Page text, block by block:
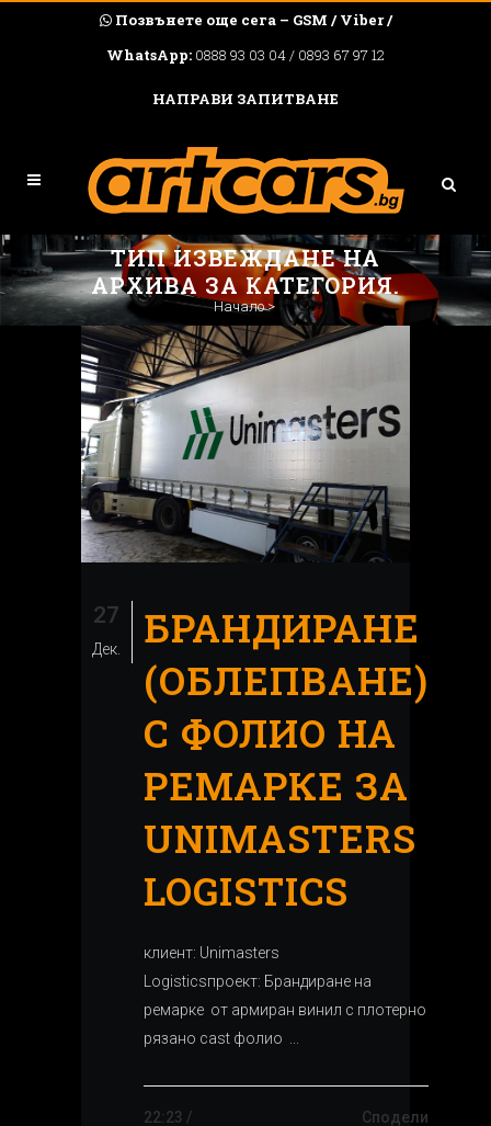
Позвънете още сега – GSM / Viber /
WhatsApp: 0888 93 03 04 / 0893 67 97 12
НАПРАВИ ЗАПИТВАНЕ
ТИП ИЗВЕЖДАНЕ НА
АРХИВА ЗА КАТЕГОРИЯ.
Начало>
27
Дек.
БРАНДИРАНЕ
(ОБЛЕПВАНЕ)
С ФОЛИО НА
РЕМАРКЕ ЗА
UNIMASTERS
LOGISTICS
клиент: Unimasters
Logisticsпроект: Брандиране на
ремарке от армиран винил с плотерно
рязано cast фолио ...
22:23 / Сподели